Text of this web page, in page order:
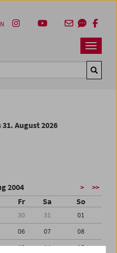
Navbar
August 2026
2004 > >>
Fr Sa So
30 31
01
06 07
08
13 14
15